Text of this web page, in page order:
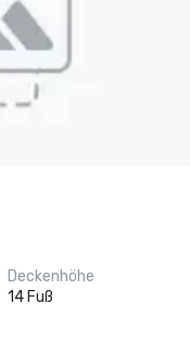
Deckenhöhe
14 Fuß